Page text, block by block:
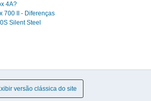
4A?
700 II - Diferenças
Silent Steel
versão clássica do site